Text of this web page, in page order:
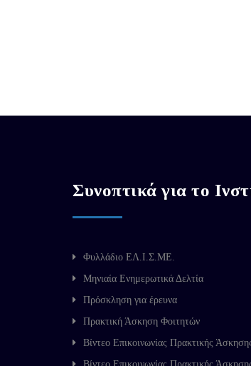
Συνοπτικά για το
Φυλλάδιο ΕΛ.Ι.Σ.ΜΕ.
Μηνιαία Ενημερωτικά Δελτία
Πρόσκληση για έρευνα
Πρακτική Άσκηση Φοιτητών
Βίντεο Επικοινωνίας Πρακτικής